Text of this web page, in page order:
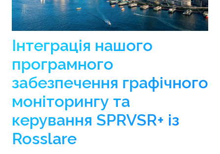
Інтеграція нашого
програмного
забезпечення графічного
моніторингу та
керування SPRVSR+ із
Rosslare